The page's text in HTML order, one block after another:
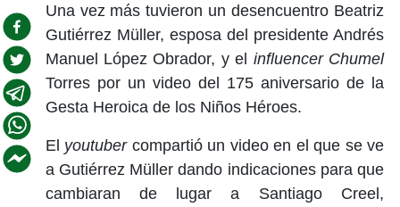
Una vez más tuvieron un desencuentro Beatriz
Gutiérrez Müller, esposa del presidente Andrés
Manuel López Obrador, y el influencer Chumel
Torres por un video del 175 aniversario de la
Gesta Heroica de los Niños Héroes.
El youtuber compartió un video en el que se ve
a Gutiérrez Müller dando indicaciones para que
cambiaran de lugar a Santiago Creel,